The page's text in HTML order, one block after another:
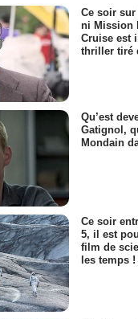
Ce soir
ni Mission
Cruise est
thriller tiré
Qu’est
Gatignol,
Mondain
Ce soir
5, il est
film de
les temps !